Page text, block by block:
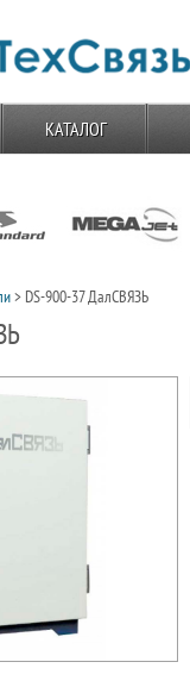
КАТАЛОГ
> DS-900-37 ДалСВЯЗЬ